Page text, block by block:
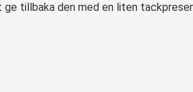
ge tillbaka den med en liten